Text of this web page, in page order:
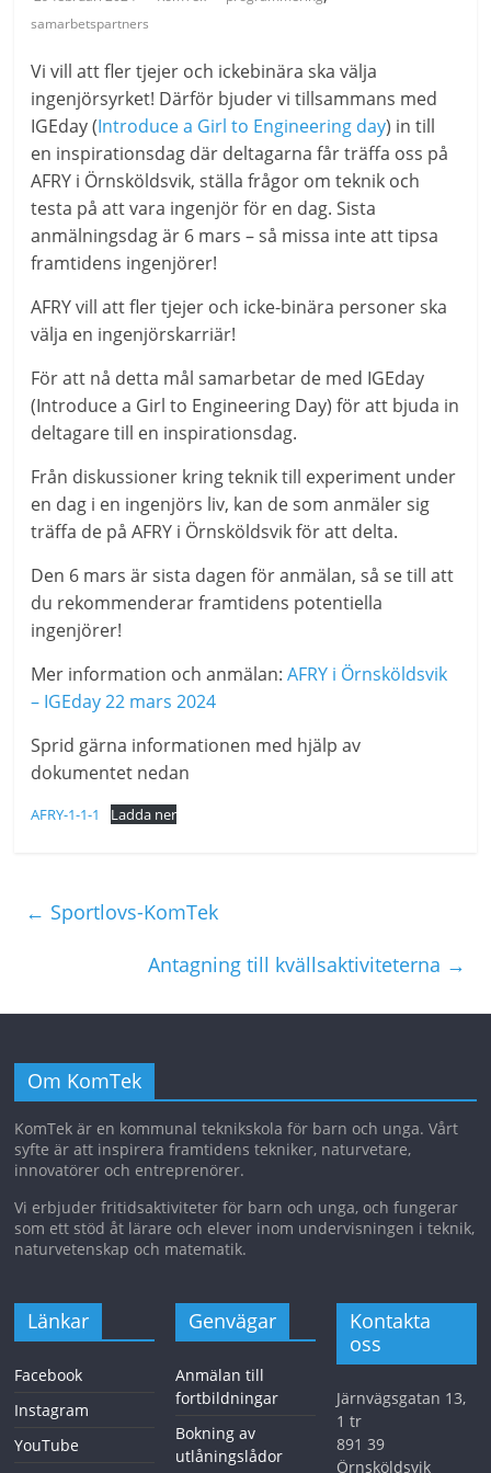
samarbetspartners
Vi vill att fler tjejer och ickebinära ska välja
ingenjörsyrket! Därför bjuder vi tillsammans med
IGEday (Introduce a Girl to Engineering day) in till
en inspirationsdag där deltagarna får träffa oss på
AFRY i Örnsköldsvik, ställa frågor om teknik och
testa på att vara ingenjör för en dag. Sista
anmälningsdag är 6 mars – så missa inte att tipsa
framtidens ingenjörer!
AFRY vill att fler tjejer och icke-binära personer ska
välja en ingenjörskarriär!
För att nå detta mål samarbetar de med IGEday
(Introduce a Girl to Engineering Day) för att bjuda in
deltagare till en inspirationsdag.
Från diskussioner kring teknik till experiment under
en dag i en ingenjörs liv, kan de som anmäler sig
träffa de på AFRY i Örnsköldsvik för att delta.
Den 6 mars är sista dagen för anmälan, så se till att
du rekommenderar framtidens potentiella
ingenjörer!
Mer information och anmälan:AFRY i Örnsköldsvik
– IGEday 22 mars 2024
Sprid gärna informationen med hjälp av
dokumentet nedan
AFRY-1-1-1 Ladda ner
← Sportlovs-KomTek
Antagning till kvällsaktiviteterna →
Om KomTek
KomTek är en kommunal teknikskola för barn och unga. Vårt
syfte är att inspirera framtidens tekniker, naturvetare,
innovatörer och entreprenörer.
Vi erbjuder fritidsaktiviteter för barn och unga, och fungerar
som ett stöd åt lärare och elever inom undervisningen i teknik,
naturvetenskap och matematik.
Länkar
Facebook
Instagram
YouTube
Genvägar
Anmälan till
fortbildningar
Bokning av
utlåningslådor
Kontakta
oss
Järnvägsgatan 13,
1 tr
891 39
Örnsköldsvik